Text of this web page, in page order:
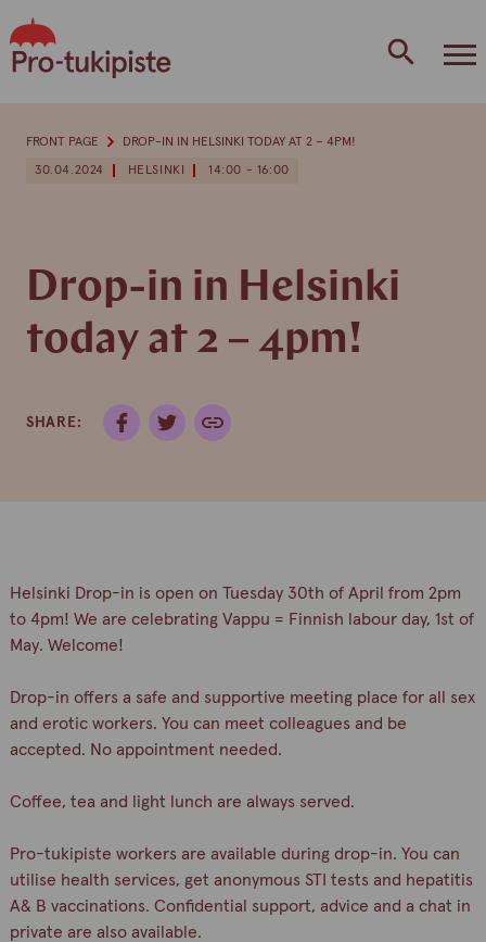
to
content
30.04.2024 HELSINKI 14:00 - 16:00
Drop-in in Helsinki
today at 2 – 4pm!
SHARE:
FRONT PAGE DROP-IN IN HELSINKI TODAY AT 2 – 4PM!
Helsinki Drop-in is open on Tuesday 30th of April from 2pm
to 4pm! We are celebrating Vappu = Finnish labour day, 1st of
May. Welcome!
Drop-in offers a safe and supportive meeting place for all sex
and erotic workers. You can meet colleagues and be
accepted. No appointment needed.
Coffee, tea and light lunch are always served.
Pro-tukipiste workers are available during drop-in. You can
utilise health services, get anonymous STI tests and hepatitis
A& B vaccinations. Confidential support, advice and a chat in
private are also available.